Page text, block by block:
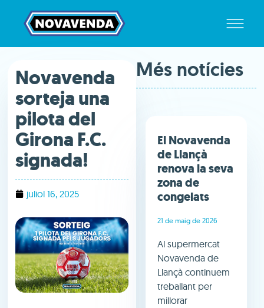
Novavenda
sorteja una
pilota del
Girona F.C.
signada!
juliol 16, 2025
Més notícies
El Novavenda
de Llançà
renova la seva
zona de
congelats
21 de maig de 2026
Al supermercat
Novavenda de
Llançà continuem
treballant per
millorar